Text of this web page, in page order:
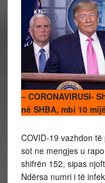
– CORONAVIRUSI-
në SHBA, mbi 10
COVID-19 vazhdon
sot ne mengjes u
shifrën 152, sipas
Ndërsa numri i të